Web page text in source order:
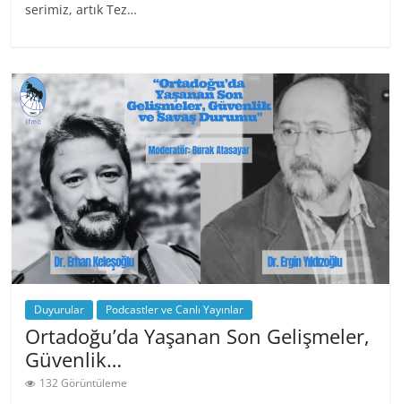
serimiz, artık Tez…
Duyurular Podcastler ve Canlı Yayınlar
Ortadoğu’da Yaşanan Son Gelişmeler,
Güvenlik…
132 Görüntüleme